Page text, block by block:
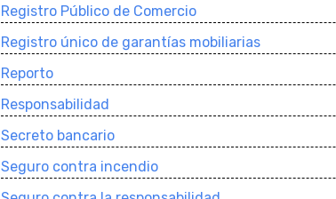
Registro Público de Comercio
Registro único de garantí­as mobiliarias
Reporto
Responsabilidad
Secreto bancario
Seguro contra incendio